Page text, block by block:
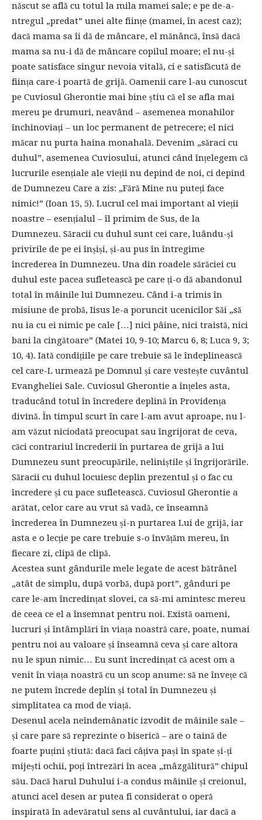
născut se află cu totul la mila mamei sale; e pe de-a-
ntregul „predat” unei alte ființe (mamei, în acest caz);
dacă mama sa îi dă de mâncare, el mănâncă, însă dacă
mama sa nu-i dă de mâncare copilul moare; el nu-și
poate satisface singur nevoia vitală, ci e satisfăcută de
ființa care-i poartă de grijă. Oamenii care l-au cunoscut
pe Cuviosul Gherontie mai bine știu că el se afla mai
mereu pe drumuri, neavând – asemenea monahilor
închinoviați – un loc permanent de petrecere; el nici
măcar nu purta haina monahală. Devenim „săraci cu
duhul”, asemenea Cuviosului, atunci când înțelegem că
lucrurile esențiale ale vieții nu depind de noi, ci depind
de Dumnezeu Care a zis: „Fără Mine nu puteți face
nimic!” (Ioan 15, 5). Lucrul cel mai important al vieții
noastre – esențialul – îl primim de Sus, de la
Dumnezeu. Săracii cu duhul sunt cei care, luându-și
privirile de pe ei înșiși, și-au pus în întregime
încrederea în Dumnezeu. Una din roadele sărăciei cu
duhul este pacea sufletească pe care ți-o dă abandonul
total în mâinile lui Dumnezeu. Când i-a trimis în
misiune de probă, Iisus le-a poruncit ucenicilor Săi „să
nu ia cu ei nimic pe cale […] nici pâine, nici traistă, nici
bani la cingătoare” (Matei 10, 9-10; Marcu 6, 8; Luca 9, 3;
10, 4). Iată condițiile pe care trebuie să le îndeplinească
cel care-L urmează pe Domnul și care vestește cuvântul
Evangheliei Sale. Cuviosul Gherontie a înțeles asta,
traducând totul în încredere deplină în Providența
divină. În timpul scurt în care l-am avut aproape, nu l-
am văzut niciodată preocupat sau îngrijorat de ceva,
căci contrariul încrederii în purtarea de grijă a lui
Dumnezeu sunt preocupările, neliniștile și îngrijorările.
Săracii cu duhul locuiesc deplin prezentul și o fac cu
încredere și cu pace sufletească. Cuviosul Gherontie a
arătat, celor care au vrut să vadă, ce înseamnă
încrederea în Dumnezeu și-n purtarea Lui de grijă, iar
asta e o lecție pe care trebuie s-o învățăm mereu, în
fiecare zi, clipă de clipă.
Acestea sunt gândurile mele legate de acest bătrânel
„atât de simplu, după vorbă, după port”, gânduri pe
care le-am încredințat slovei, ca să-mi amintesc mereu
de ceea ce el a însemnat pentru noi. Există oameni,
lucruri și întâmplări în viața noastră care, poate, numai
pentru noi au valoare și înseamnă ceva și care altora
nu le spun nimic… Eu sunt încredințat că acest om a
venit în viața noastră cu un scop anume: să ne învețe că
ne putem încrede deplin și total în Dumnezeu și
simplitatea ca mod de viață.
Desenul acela neîndemânatic izvodit de mâinile sale –
și care pare să reprezinte o biserică – are o taină de
foarte puțini știută: dacă faci câțiva pași în spate și-ți
mijești ochii, poți întrezări în acea „mâzgălitură” chipul
său. Dacă harul Duhului i-a condus mâinile și creionul,
atunci acel desen ar putea fi considerat o operă
inspirată în adevăratul sens al cuvântului, iar dacă a